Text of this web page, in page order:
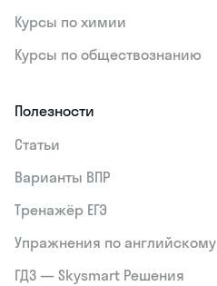
Курсы по химии
Курсы по обществознанию
Полезности
Статьи
Варианты ВПР
Тренажёр ЕГЭ
Упражнения по английскому
ГДЗ — Skysmart Решения